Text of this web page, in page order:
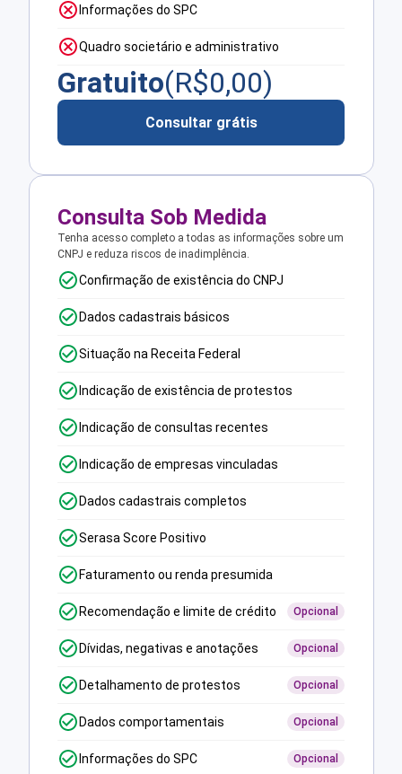
Informações do SPC
Quadro societário e administrativo
Gratuito(R$0,00)
Consultar grátis
Consulta Sob Medida
Tenha acesso completo a todas as informações sobre um
CNPJ e reduza riscos de inadimplência.
Confirmação de existência do CNPJ
Dados cadastrais básicos
Situação na Receita Federal
Indicação de existência de protestos
Indicação de consultas recentes
Indicação de empresas vinculadas
Dados cadastrais completos
Serasa Score Positivo
Faturamento ou renda presumida
Recomendação e limite de crédito Opcional
Dívidas, negativas e anotações Opcional
Detalhamento de protestos Opcional
Dados comportamentais Opcional
Informações do SPC Opcional